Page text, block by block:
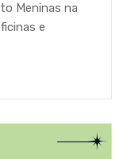
Meninas na
e